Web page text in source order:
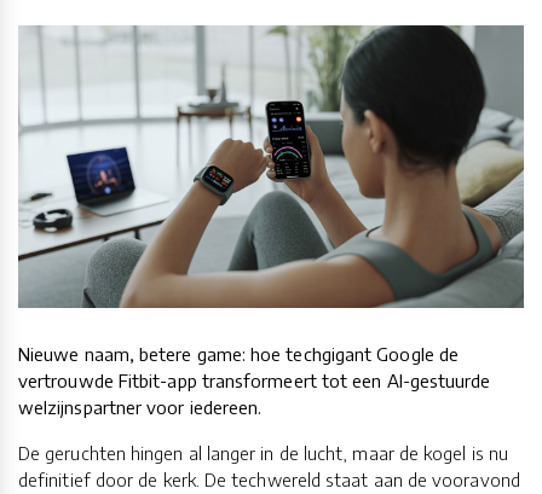
Nieuwe naam, betere game: hoe techgigant Google de
vertrouwde Fitbit-app transformeert tot een AI-gestuurde
welzijnspartner voor iedereen.
De geruchten hingen al langer in de lucht, maar de kogel is nu
definitief door de kerk. De techwereld staat aan de vooravond